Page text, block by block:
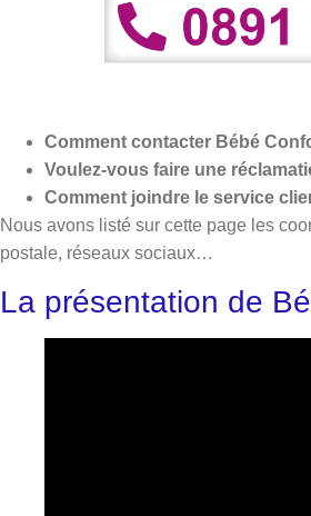
Comment contacter Bébé
Voulez-vous faire une
Comment joindre le service
Nous avons listé sur cette page les
postale, réseaux sociaux…
La présentation de